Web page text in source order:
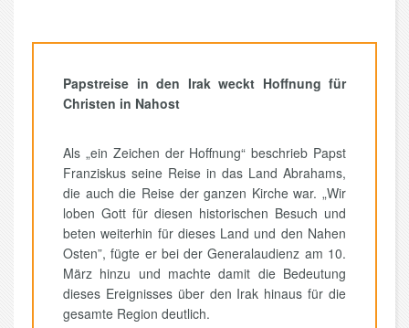
Papstreise in den Irak weckt Hoffnung für
Christen in Nahost
Als „ein Zeichen der Hoffnung“ beschrieb Papst
Franziskus seine Reise in das Land Abrahams,
die auch die Reise der ganzen Kirche war. „Wir
loben Gott für diesen historischen Besuch und
beten weiterhin für dieses Land und den Nahen
Osten”, fügte er bei der Generalaudienz am 10.
März hinzu und machte damit die Bedeutung
dieses Ereignisses über den Irak hinaus für die
gesamte Region deutlich.